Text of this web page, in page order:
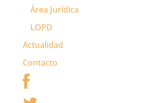
Área Jurídica
LOPD
Actualidad
Contacto